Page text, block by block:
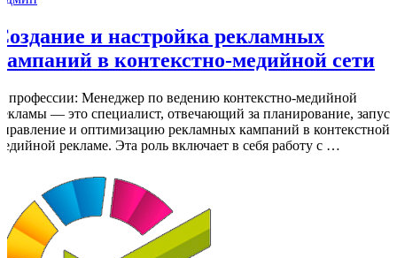
и настройка рекламных
в контекстно-медийной сети
профессии: Менеджер по ведению контекстно-медийной
— это специалист, отвечающий за планирование,
и оптимизацию рекламных кампаний в контекстной
рекламе. Эта роль включает в себя работу с …